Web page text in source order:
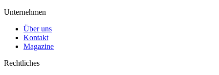
Unternehmen
Über uns
Kontakt
Magazine
Rechtliches